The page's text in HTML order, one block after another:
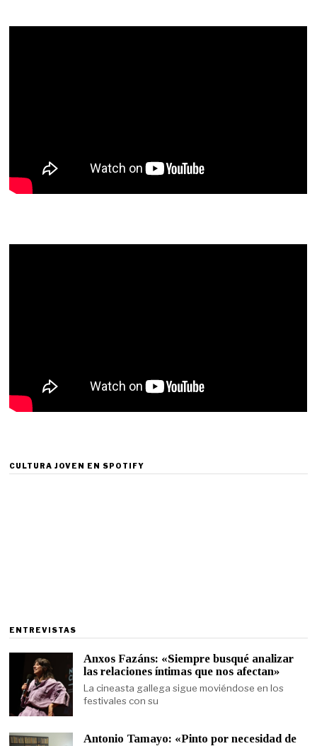
CULTURA JOVEN EN SPOTIFY
ENTREVISTAS
Anxos Fazáns: «Siempre busqué analizar
las relaciones íntimas que nos afectan»
La cineasta gallega sigue moviéndose en los
festivales con su
Antonio Tamayo: «Pinto por necesidad de